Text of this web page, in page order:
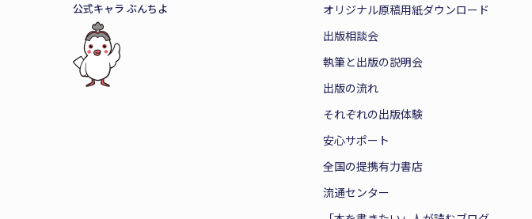
公式キャラ ぶんちよ
オリジナル原稿用紙ダウンロード
出版相談会
執筆と出版の説明会
出版の流れ
それぞれの出版体験
安心サポート
全国の提携有力書店
流通センター